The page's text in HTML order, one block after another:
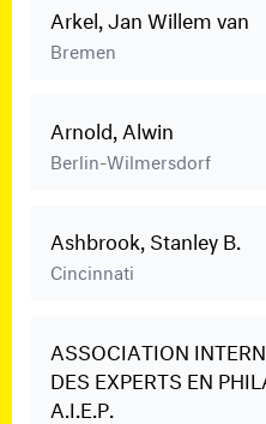
Arkel, Jan Willem van
Bremen
Arnold, Alwin
Berlin-Wilmersdorf
Ashbrook, Stanley B.
Cincinnati
ASSOCIATION
DES EXPERTS EN
A.I.E.P.